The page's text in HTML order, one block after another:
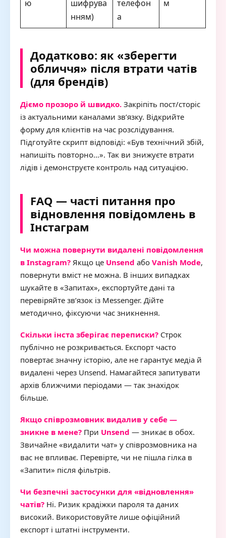
ю
шифрува
нням)
телефон
а
м
Додатково: як «зберегти
обличчя» після втрати чатів
(для брендів)
Діємо прозоро й швидко. Закріпіть пост/сторіс
із актуальними каналами зв’язку. Відкрийте
форму для клієнтів на час розслідування.
Підготуйте скрипт відповіді: «Був технічний збій,
напишіть повторно…». Так ви знижуєте втрати
лідів і демонструєте контроль над ситуацією.
FAQ — часті питання про
відновлення повідомлень в
Інстаграм
Чи можна повернути видалені повідомлення
в Instagram? Якщо це Unsend або Vanish Mode,
повернути вміст не можна. В інших випадках
шукайте в «Запитах», експортуйте дані та
перевіряйте зв’язок із Messenger. Дійте
методично, фіксуючи час зникнення.
Скільки інста зберігає переписки? Строк
публічно не розкривається. Експорт часто
повертає значну історію, але не гарантує медіа й
видалені через Unsend. Намагайтеся запитувати
архів ближчими періодами — так знахідок
більше.
Якщо співрозмовник видалив у себе —
зникне в мене? При Unsend — зникає в обох.
Звичайне «видалити чат» у співрозмовника на
вас не впливає. Перевірте, чи не пішла гілка в
«Запити» після фільтрів.
Чи безпечні застосунки для «відновлення»
чатів? Ні. Ризик крадіжки пароля та даних
високий. Використовуйте лише офіційний
експорт і штатні інструменти.